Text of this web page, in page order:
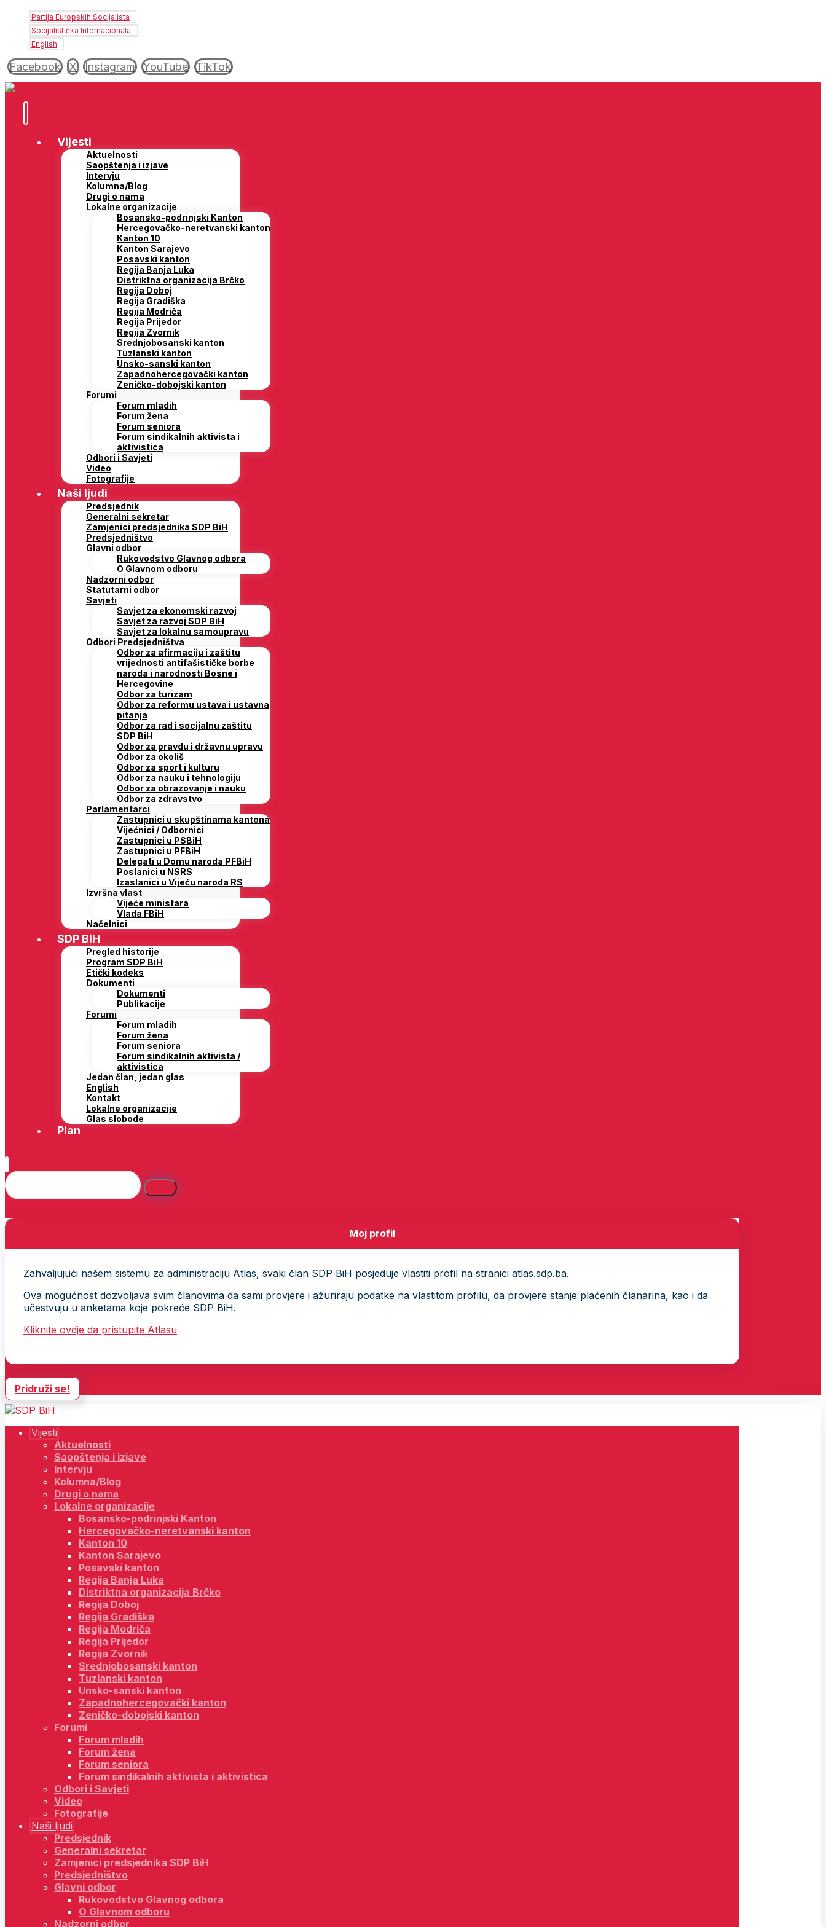
Partija Europskih Socijalista
Socijalistička Internacionala
English
Facebook X Instagram YouTube TikTok
Vijesti
Aktuelnosti
Saopštenja i izjave
Intervju
Kolumna/Blog
Drugi o nama
Lokalne organizacije
Bosansko-podrinjski Kanton
Hercegovačko-neretvanski kanton
Kanton 10
Kanton Sarajevo
Posavski kanton
Regija Banja Luka
Distriktna organizacija Brčko
Regija Doboj
Regija Gradiška
Regija Modriča
Regija Prijedor
Regija Zvornik
Srednjobosanski kanton
Tuzlanski kanton
Unsko-sanski kanton
Zapadnohercegovački kanton
Zeničko-dobojski kanton
Forumi
Forum mladih
Forum žena
Forum seniora
Forum sindikalnih aktivista i
aktivistica
Odbori i Savjeti
Video
Fotografije
Naši ljudi
Predsjednik
Generalni sekretar
Zamjenici predsjednika SDP BiH
Predsjedništvo
Glavni odbor
Rukovodstvo Glavnog odbora
O Glavnom odboru
Nadzorni odbor
Statutarni odbor
Savjeti
Savjet za ekonomski razvoj
Savjet za razvoj SDP BiH
Savjet za lokalnu samoupravu
Odbori Predsjedništva
Odbor za afirmaciju i zaštitu
vrijednosti antifašističke borbe
naroda i narodnosti Bosne i
Hercegovine
Odbor za turizam
Odbor za reformu ustava i ustavna
pitanja
Odbor za rad i socijalnu zaštitu
SDP BiH
Odbor za pravdu i državnu upravu
Odbor za okoliš
Odbor za sport i kulturu
Odbor za nauku i tehnologiju
Odbor za obrazovanje i nauku
Odbor za zdravstvo
Parlamentarci
Zastupnici u skupštinama kantona
Vijećnici / Odbornici
Zastupnici u PSBiH
Zastupnici u PFBiH
Delegati u Domu naroda PFBiH
Poslanici u NSRS
Izaslanici u Vijeću naroda RS
Izvršna vlast
Vijeće ministara
Vlada FBiH
Načelnici
SDP BiH
Pregled historije
Program SDP BiH
Etički kodeks
Dokumenti
Dokumenti
Publikacije
Forumi
Forum mladih
Forum žena
Forum seniora
Forum sindikalnih aktivista /
aktivistica
Jedan član, jedan glas
English
Kontakt
Lokalne organizacije
Glas slobode
Plan
Moj profil
Zahvaljujući našem sistemu za administraciju Atlas, svaki član SDP BiH posjeduje vlastiti profil na stranici atlas.sdp.ba.
Ova mogućnost dozvoljava svim članovima da sami provjere i ažuriraju podatke na vlastitom profilu, da provjere stanje plaćenih članarina, kao i da
učestvuju u anketama koje pokreće SDP BiH.
Kliknite ovdje da pristupite Atlasu
Pridruži se!
Vijesti
Aktuelnosti
Saopštenja i izjave
Intervju
Kolumna/Blog
Drugi o nama
Lokalne organizacije
Bosansko-podrinjski Kanton
Hercegovačko-neretvanski kanton
Kanton 10
Kanton Sarajevo
Posavski kanton
Regija Banja Luka
Distriktna organizacija Brčko
Regija Doboj
Regija Gradiška
Regija Modriča
Regija Prijedor
Regija Zvornik
Srednjobosanski kanton
Tuzlanski kanton
Unsko-sanski kanton
Zapadnohercegovački kanton
Zeničko-dobojski kanton
Forumi
Forum mladih
Forum žena
Forum seniora
Forum sindikalnih aktivista i aktivistica
Odbori i Savjeti
Video
Fotografije
Naši ljudi
Predsjednik
Generalni sekretar
Zamjenici predsjednika SDP BiH
Predsjedništvo
Glavni odbor
Rukovodstvo Glavnog odbora
O Glavnom odboru
Nadzorni odbor